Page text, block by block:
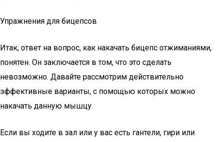
Упражнения для бицепсов
Итак, ответ на вопрос, как накачать бицепс отжиманиями,
понятен. Он заключается в том, что это сделать
невозможно. Давайте рассмотрим действительно
эффективные варианты, с помощью которых можно
накачать данную мышцу.
Если вы ходите в зал или у вас есть гантели, гири или